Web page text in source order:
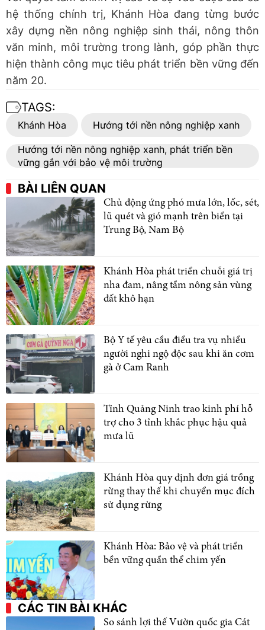
hệ thống chính trị, Khánh Hòa đang từng bước
xây dựng nền nông nghiệp sinh thái, nông thôn
văn minh, môi trường trong lành, góp phần thực
hiện thành công mục tiêu phát triển bền vững đến
năm 20.
TAGS:
Khánh Hòa Hướng tới nền nông nghiệp xanh
Hướng tới nền nông nghiệp xanh, phát triển bền
vững gắn với bảo vệ môi trường
BÀI LIÊN QUAN
Chủ động ứng phó mưa lớn, lốc, sét,
lũ quét và gió mạnh trên biển tại
Trung Bộ, Nam Bộ
Khánh Hòa phát triển chuỗi giá trị
nha đam, nâng tầm nông sản vùng
đất khô hạn
Bộ Y tế yêu cầu điều tra vụ nhiều
người nghi ngộ độc sau khi ăn cơm
gà ở Cam Ranh
Tỉnh Quảng Ninh trao kinh phí hỗ
trợ cho 3 tỉnh khắc phục hậu quả
mưa lũ
Khánh Hòa quy định đơn giá trồng
rừng thay thế khi chuyển mục đích
sử dụng rừng
Khánh Hòa: Bảo vệ và phát triển
bền vững quần thể chim yến
CÁC TIN BÀI KHÁC
So sánh lợi thế Vườn quốc gia Cát